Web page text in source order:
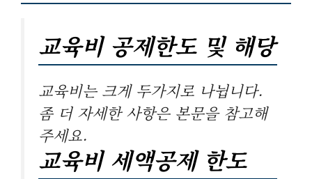
교육비 공제한도 및 해당
교육비는 크게 두가지로 나뉩니다.
좀 더 자세한 사항은 본문을 참고해
주세요.
교육비 세액공제 한도